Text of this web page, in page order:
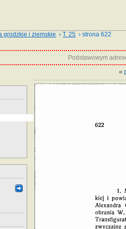
grodzkie i ziemskie ›T. 25 › strona 622
Podstawowym
«